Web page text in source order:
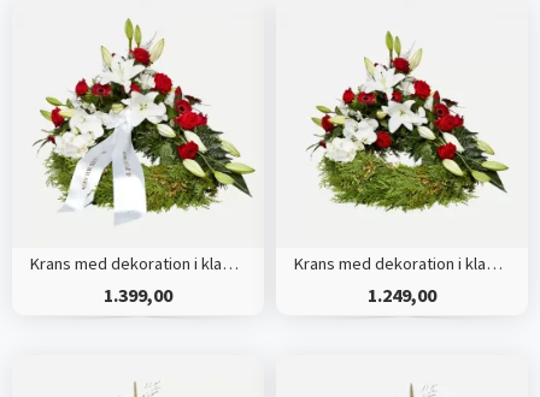
Krans med dekoration i klassisk stil - rød og hvid - med bånd
1.399,00
Krans med dekoration i klassisk stil - rød og hvid
1.249,00